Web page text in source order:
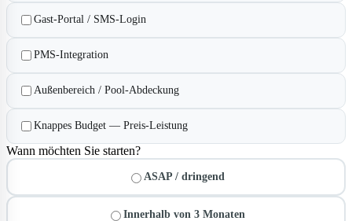
Gast-Portal / SMS-Login
PMS-Integration
Außenbereich / Pool-Abdeckung
Knappes Budget — Preis-Leistung
Wann möchten Sie starten?
ASAP / dringend
Innerhalb von 3 Monaten